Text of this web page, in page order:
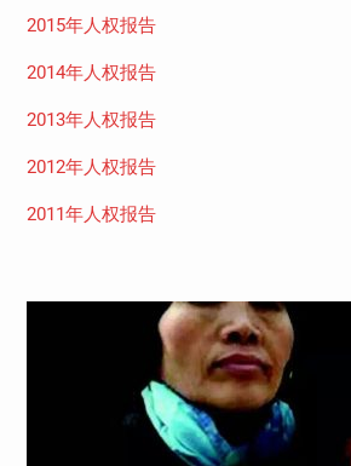
2015年人权报告
2014年人权报告
2013年人权报告
2012年人权报告
2011年人权报告